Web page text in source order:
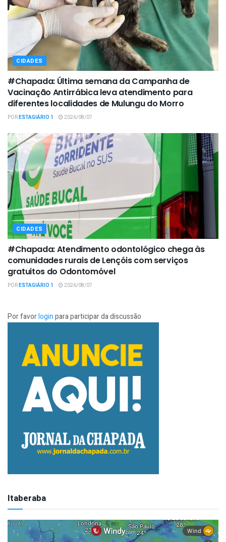
CIDADES
#Chapada: Última semana da Campanha de
Vacinação Antirrábica leva atendimento para
diferentes localidades de Mulungu do Morro
PORESTAGIÁRIO 1 2026/08/07
CIDADES
#Chapada: Atendimento odontológico chega às
comunidades rurais de Lençóis com serviços
gratuitos do Odontomóvel
PORESTAGIÁRIO 1 2026/08/07
Por favorloginpara participar da discussão
Itaberaba